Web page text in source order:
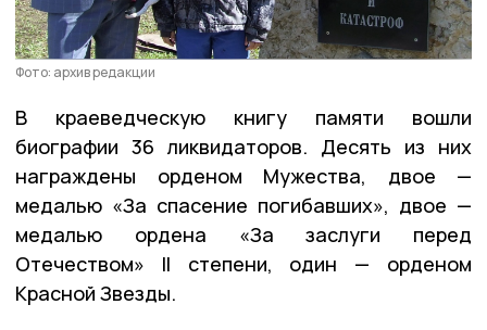
Фото: архив редакции
В краеведческую книгу памяти вошли
биографии 36 ликвидаторов. Десять из них
награждены орденом Мужества, двое —
медалью «За спасение погибавших», двое —
медалью ордена «За заслуги перед
Отечеством» II степени, один — орденом
Красной Звезды.